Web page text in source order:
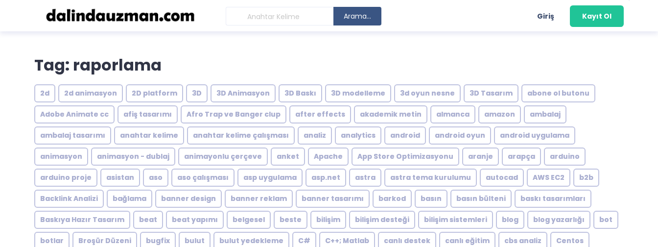
Arama... Giriş Kayıt Ol
Tag: raporlama
2d 2d animasyon 2D platform 3D 3D Animasyon 3D Baskı 3D modelleme 3d oyun nesne 3D Tasarım abone ol butonu
Adobe Animate cc afiş tasarımı Afro Trap ve Banger clup after effects akademik metin almanca amazon ambalaj
ambalaj tasarımı anahtar kelime anahtar kelime çalışması analiz analytics android android oyun android uygulama
animasyon animasyon - dublaj animayonlu çerçeve anket Apache App Store Optimizasyonu aranje arapça arduino
arduino proje asistan aso aso çalışması asp uygulama asp.net astra astra tema kurulumu autocad AWS EC2 b2b
Backlink Analizi bağlama banner design banner reklam banner tasarımı barkod basın basın bülteni baskı tasarımları
Baskıya Hazır Tasarım beat beat yapımı belgesel beste bilişim bilişim desteği bilişim sistemleri blog blog yazarlığı bot
botlar Broşür Düzeni bugfix bulut bulut yedekleme C# C++; Matlab canlı destek canlı eğitim cbs analiz Centos